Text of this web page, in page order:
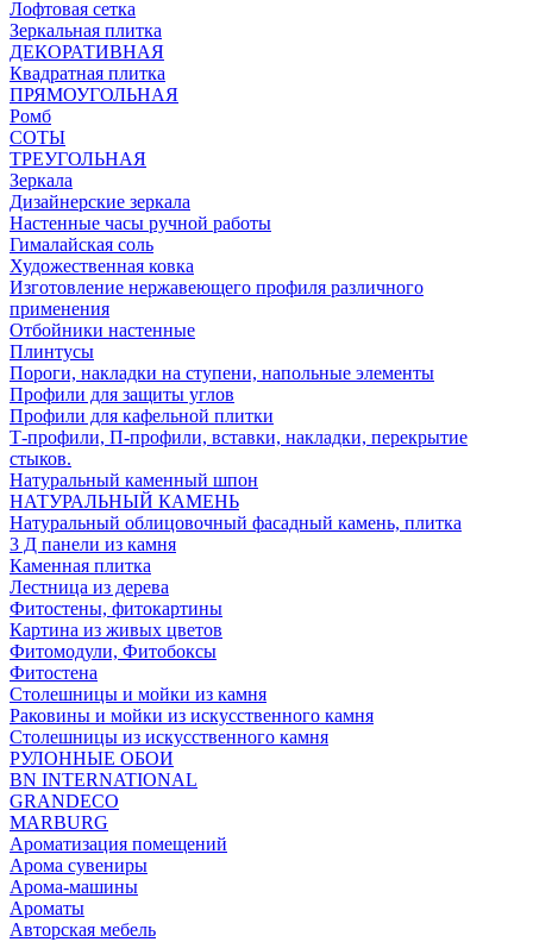
Лофтовая сетка
Зеркальная плитка
ДЕКОРАТИВНАЯ
Квадратная плитка
ПРЯМОУГОЛЬНАЯ
Ромб
СОТЫ
ТРЕУГОЛЬНАЯ
Зеркала
Дизайнерские зеркала
Настенные часы ручной работы
Гималайская соль
Художественная ковка
Изготовление нержавеющего профиля различного
применения
Отбойники настенные
Плинтусы
Пороги, накладки на ступени, напольные элементы
Профили для защиты углов
Профили для кафельной плитки
Т-профили, П-профили, вставки, накладки, перекрытие
стыков.
Натуральный каменный шпон
НАТУРАЛЬНЫЙ КАМЕНЬ
Натуральный облицовочный фасадный камень, плитка
3 Д панели из камня
Каменная плитка
Лестница из дерева
Фитостены, фитокартины
Картина из живых цветов
Фитомодули, Фитобоксы
Фитостена
Столешницы и мойки из камня
Раковины и мойки из искусственного камня
Столешницы из искусственного камня
РУЛОННЫЕ ОБОИ
BN INTERNATIONAL
GRANDECO
MARBURG
Ароматизация помещений
Арома сувениры
Арома-машины
Ароматы
Авторская мебель